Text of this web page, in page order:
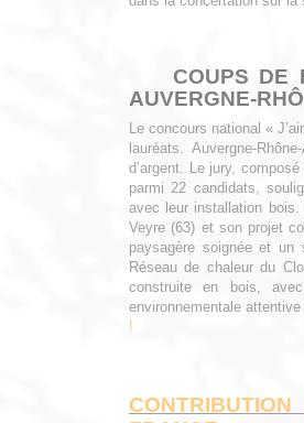
COUPS DE
AUVERGNE-
Le concours national «
lauréats. Auvergne-
d’argent. Le jury,
parmi 22 candidats,
avec leur installation bois.
Veyre (63) et son projet
paysagère soignée et un
Réseau de chaleur du
construite en bois,
environnementale
!